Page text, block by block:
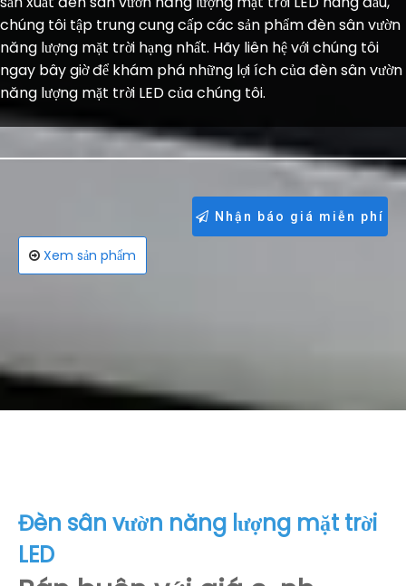
chúng tôi tập trung cung cấp các sản phẩm đèn sân vườn
năng lượng mặt trời hạng nhất. Hãy liên hệ với chúng tôi
ngay bây giờ để khám phá những lợi ích của đèn sân vườn
năng lượng mặt trời LED của chúng tôi.
Nhận báo giá miễn phí
Xem sản phẩm
Đèn sân vườn năng lượng mặt trời
LED